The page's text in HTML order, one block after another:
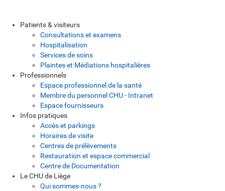
Patients & visiteurs
Consultations et examens
Hospitalisation
Services de soins
Plaintes et Médiations hospitalières
Professionnels
Espace professionnel de la santé
Membre du personnel CHU - Intranet
Espace fournisseurs
Infos pratiques
Accès et parkings
Horaires de visite
Centres de prélèvements
Restauration et espace commercial
Centre de Documentation
Le CHU de Liège
Qui sommes-nous ?